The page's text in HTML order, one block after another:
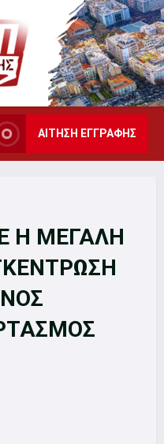
ΑΙΤΗΣΗ ΕΓΓΡΑΦΗΣ
Η ΜΕΓΑΛΗ